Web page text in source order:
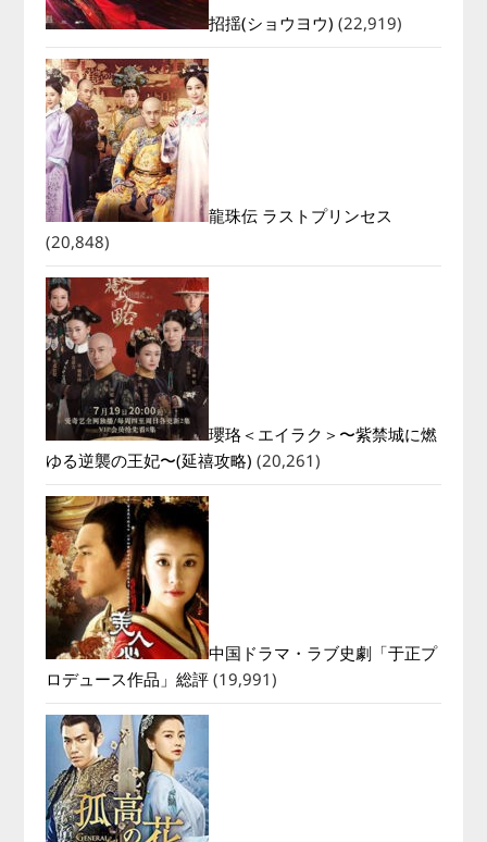
招揺(ショウヨウ) (22,919)
龍珠伝 ラストプリンセス
(20,848)
瓔珞＜エイラク＞〜紫禁城に燃
ゆる逆襲の王妃〜(延禧攻略) (20,261)
中国ドラマ・ラブ史劇「于正プ
ロデュース作品」総評 (19,991)